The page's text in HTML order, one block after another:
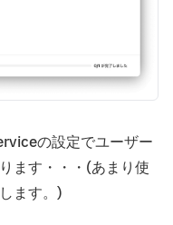
の設定でユーザー
ます・・・(あまり使
ます。)